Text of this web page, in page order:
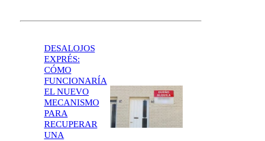
DESALOJOS
EXPRÉS:
CÓMO
FUNCIONARÍA
EL NUEVO
MECANISMO
PARA
RECUPERAR
UNA